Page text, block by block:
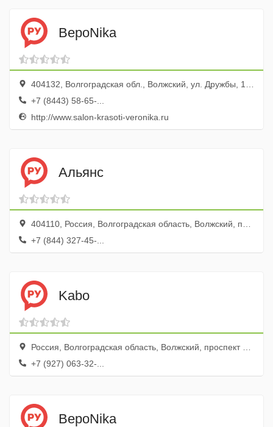
ВероNika
404132, Волгоградская обл., Волжский, ул. Дружбы, 107
+7 (8443) 58-65-...
http://www.salon-krasoti-veronika.ru
Альянс
404110, Россия, Волгоградская область, Волжский, проспект Ленина, 78
+7 (844) 327-45-...
Kabo
Россия, Волгоградская область, Волжский, проспект Ленина, 203
+7 (927) 063-32-...
ВероNika